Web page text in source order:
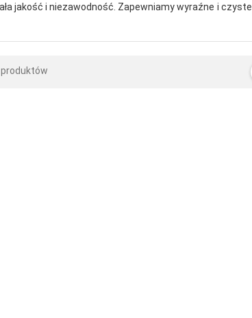
jakość i niezawodność. Zapewniamy wyraźne i czyste
produktów